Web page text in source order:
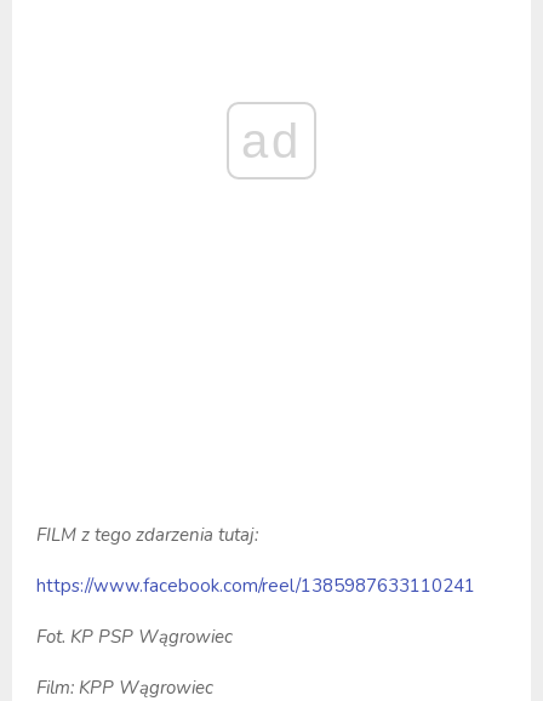
ad
FILM z tego zdarzenia tutaj:
https://www.facebook.com/reel/1385987633110241
Fot. KP PSP Wągrowiec
Film: KPP Wągrowiec